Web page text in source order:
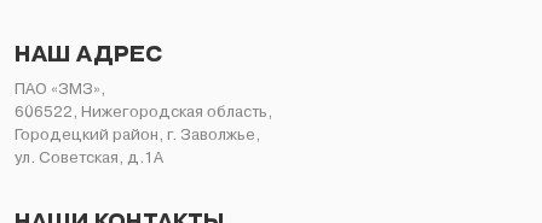
НАШ АДРЕС
ПАО «ЗМЗ»,
606522, Нижегородская область,
Городецкий район, г. Заволжье,
ул. Советская, д.1А